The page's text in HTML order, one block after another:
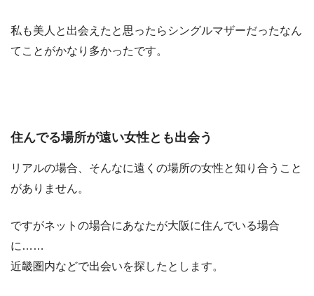
私も美人と出会えたと思ったらシングルマザーだったなん
てことがかなり多かったです。
住んでる場所が遠い女性とも出会う
リアルの場合、そんなに遠くの場所の女性と知り合うこと
がありません。
ですがネットの場合にあなたが大阪に住んでいる場合
に……
近畿圏内などで出会いを探したとします。